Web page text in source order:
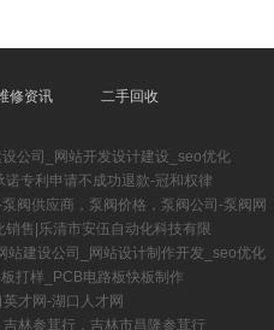
修资讯 二手回收
公司_网站开发设计建设_seo优化
专利申请不成功退款-冠和权律
阀供应商，泵阀价格，泵阀公司-泵阀网
售|乐清市安伍自动化科技有限
站建设公司_网站设计制作开发_seo优化
打样_PCB电路板快板制作
才网-湖口人才网
林参茸行，吉林市昌隆参茸行